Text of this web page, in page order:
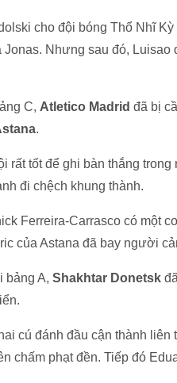
cho đội bóng Thổ Nhĩ
Jonas. Nhưng sau đó,
C, Atletico Madrid đã bị
.
rất tốt để ghi bàn thắng
đi chệch khung thành.
Ferreira-Carrasco có một
của Astana đã bay người
bảng A, Shakhtar Donetsk
cú đánh đầu cận thành
chấm phạt đền. Tiếp đó